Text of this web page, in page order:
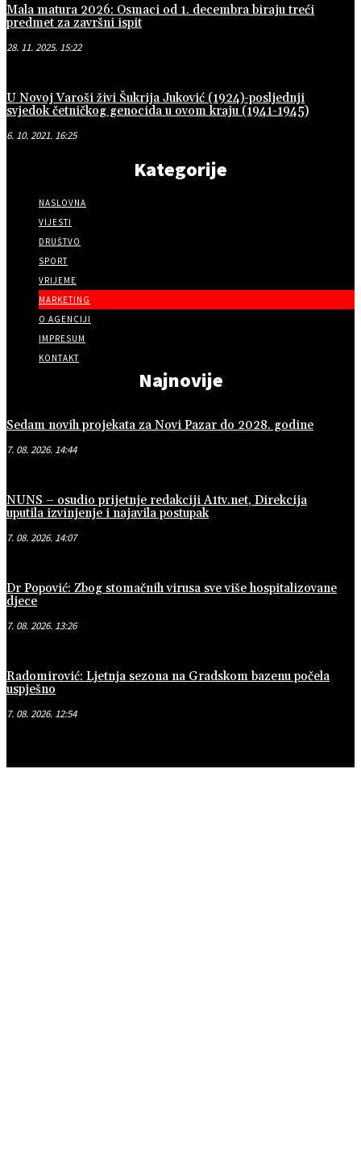
Mala matura 2026: Osmaci od 1. decembra biraju treći
predmet za završni ispit
28. 11. 2025. 15:22
U Novoj Varoši živi Šukrija Juković (1924)-posljednji
svjedok četničkog genocida u ovom kraju (1941-1945)
6. 10. 2021. 16:25
Kategorije
NASLOVNA
VIJESTI
DRUŠTVO
SPORT
VRIJEME
MARKETING
O AGENCIJI
IMPRESUM
KONTAKT
Najnovije
Sedam novih projekata za Novi Pazar do 2028. godine
7. 08. 2026. 14:44
NUNS – osudio prijetnje redakciji A1tv.net, Direkcija
uputila izvinjenje i najavila postupak
7. 08. 2026. 14:07
Dr Popović: Zbog stomačnih virusa sve više hospitalizovane
djece
7. 08. 2026. 13:26
Radomirović: Ljetnja sezona na Gradskom bazenu počela
uspješno
7. 08. 2026. 12:54